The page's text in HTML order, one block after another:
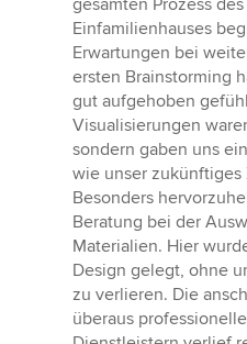
5
Sternen
gesamten Prozess
Einfamilienhauses
Erwartungen bei
ersten Brainstorming
gut aufgehoben
Visualisierungen
sondern gaben uns
wie unser zukünftiges
Besonders
Beratung bei der
Materialien. Hier
Design gelegt, ohne
zu verlieren. Die
überaus